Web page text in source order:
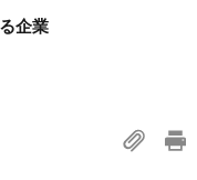
企業